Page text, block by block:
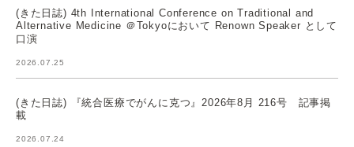
(きた日誌) 4th International Conference on Traditional and
Alternative Medicine ＠Tokyoにおいて Renown Speaker として
口演
2026.07.25
(きた日誌) 『統合医療でがんに克つ』2026年8月 216号 記事掲
載
2026.07.24